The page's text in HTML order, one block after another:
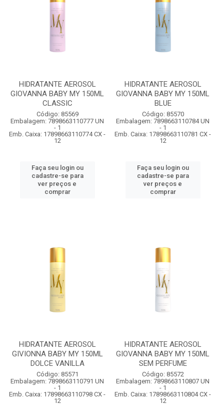
HIDRATANTE AEROSOL
GIOVANNA BABY MY 150ML
CLASSIC
Código: 85569
Embalagem: 7898663110777 UN
- 1
Emb. Caixa: 17898663110774 CX -
12
Faça seu login ou
cadastre-se para
ver preços e
comprar
HIDRATANTE AEROSOL
GIOVANNA BABY MY 150ML
BLUE
Código: 85570
Embalagem: 7898663110784 UN
- 1
Emb. Caixa: 17898663110781 CX -
12
Faça seu login ou
cadastre-se para
ver preços e
comprar
HIDRATANTE AEROSOL
GIVIONNA BABY MY 150ML
DOLCE VANILLA
Código: 85571
Embalagem: 7898663110791 UN
- 1
Emb. Caixa: 17898663110798 CX -
12
HIDRATANTE AEROSOL
GIOVANNA BABY MY 150ML
SEM PERFUME
Código: 85572
Embalagem: 7898663110807 UN
- 1
Emb. Caixa: 17898663110804 CX -
12